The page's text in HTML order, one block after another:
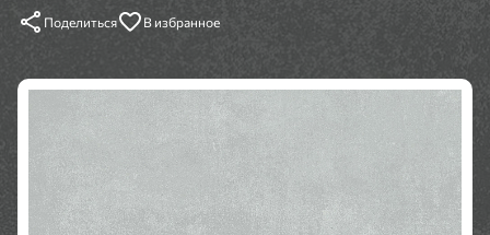
Поделиться В избранное